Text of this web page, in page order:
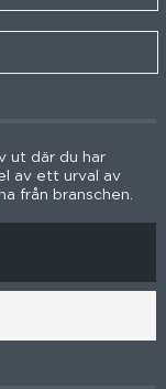
ut där du har
av ett urval av
från branschen.